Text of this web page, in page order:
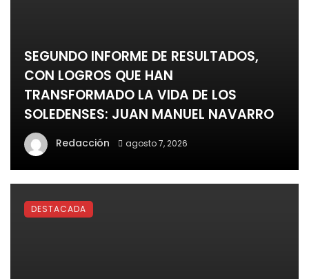
SEGUNDO INFORME DE RESULTADOS,
CON LOGROS QUE HAN
TRANSFORMADO LA VIDA DE LOS
SOLEDENSES: JUAN MANUEL NAVARRO
Redacción agosto 7, 2026
DESTACADA